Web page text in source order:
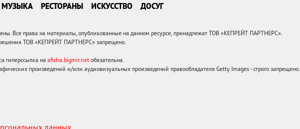
МУЗЫКА РЕСТОРАНЫ ИСКУССТВО ДОСУГ
Все права на материалы, опубликованные на данном ресурсе, принадлежат ТОВ «КЕПРЕЙТ ПАРТНЕРС».
ТОВ «КЕПРЕЙТ ПАРТНЕРС» запрещено.
гиперссылка на afisha.bigmir.net обязательна.
произведений и/или аудиовизуальных произведений правообладателя Getty Images - строго запрещено.
данных